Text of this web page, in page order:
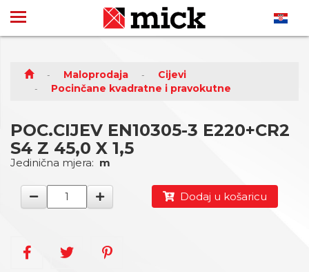
Maloprodaja
Cijevi
Pocinčane kvadratne i pravokutne
POC.CIJEV EN10305-3 E220+CR2
S4 Z 45,0 X 1,5
Jedinična mjera: m
Dodaj u košaricu